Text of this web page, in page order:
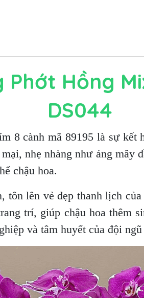
Hồng
DS044
8 cành mã 89195 là sự kết
nhẹ nhàng như áng mây
chậu hoa.
tôn lên vẻ đẹp thanh lịch
trí, giúp chậu hoa thêm
và tâm huyết của đội